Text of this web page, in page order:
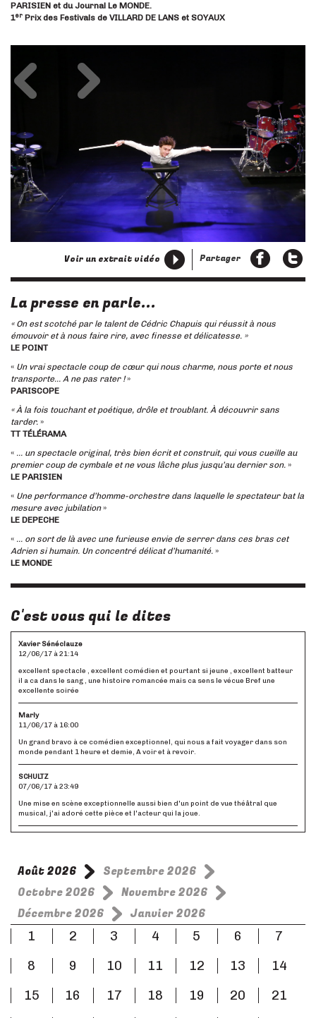
PARISIEN et du Journal Le MONDE.
1er Prix des Festivals de VILLARD DE LANS et SOYAUX
Partager
Voir un extrait vidéo
La presse en parle...
« On est scotché par le talent de Cédric Chapuis qui réussit à nous
émouvoir et à nous faire rire, avec finesse et délicatesse. »
LE POINT
« Un vrai spectacle coup de cœur qui nous charme, nous porte et nous
transporte… A ne pas rater !»
PARISCOPE
« À la fois touchant et poétique, drôle et troublant. À découvrir sans
tarder. »
TT TÉLÉRAMA
« … un spectacle original, très bien écrit et construit, qui vous cueille au
premier coup de cymbale et ne vous lâche plus jusqu’au dernier son. »
LE PARISIEN
« Une performance d’homme-orchestre dans laquelle le spectateur bat la
mesure avec jubilation»
LE DEPECHE
« … on sort de là avec une furieuse envie de serrer dans ces bras cet
Adrien si humain. Un concentré délicat d’humanité. »
LE MONDE
C'est vous qui le dites
Xavier Sénéclauze
12/06/17 à 21:14
excellent spectacle , excellent comédien et pourtant si jeune , excellent batteur
il a ca dans le sang , une histoire romancée mais ca sens le vécue Bref une
excellente soirée
Marly
11/06/17 à 16:00
Un grand bravo à ce comédien exceptionnel, qui nous a fait voyager dans son
monde pendant 1 heure et demie, A voir et à revoir.
SCHULTZ
07/06/17 à 23:49
Une mise en scène exceptionnelle aussi bien d'un point de vue théâtral que
musical, j'ai adoré cette pièce et l'acteur qui la joue.
Août 2026
Septembre 2026
Octobre 2026
Novembre 2026
Décembre 2026
Janvier 2026
1
2 3 4 5 6
7
8
9 10 11 12 13
14
15
16 17 18 19 20
21